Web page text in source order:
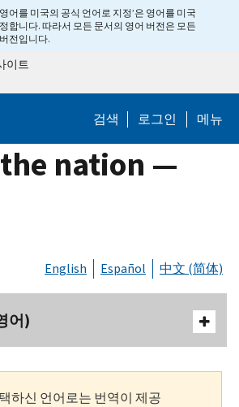
어를 미국의 공식 언어로 지정’은 영어를 미국
합니다. 따라서 모든 문서의 영어 버전은 모든
전입니다.
이트
검색 로그인 메뉴
nation —
English Español 中文 (简体)
어)
하신 언어로는 번역이 제공